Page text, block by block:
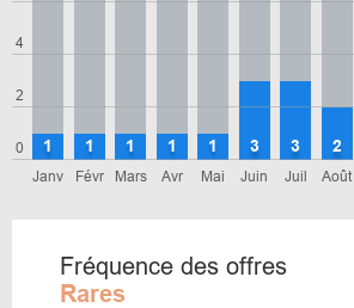
0
2
4
Janv
1
Févr
1
Mars
1
Avr
1
Mai
1
Juin
3
Juil
3
Août
2
Fréquence des offres
Rares